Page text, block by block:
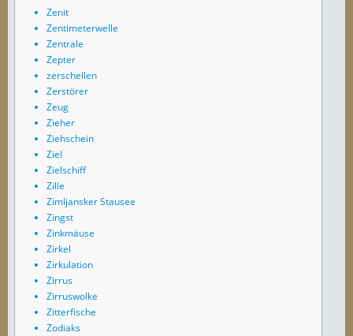
Zenit
Zentimeterwelle
Zentrale
Zepter
zerschellen
Zerstörer
Zeug
Zieher
Ziehschein
Ziel
Zielschiff
Zille
Zimljansker Stausee
Zingst
Zinkmäuse
Zirkel
Zirkulation
Zirrus
Zirruswolke
Zitterfische
Zodiaks